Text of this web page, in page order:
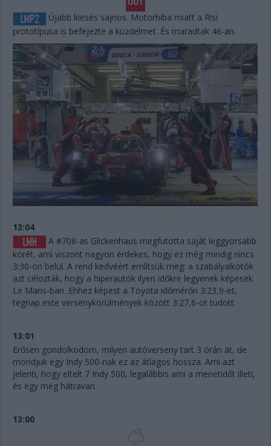
Újabb kiesés sajnos. Motorhiba miatt a Risi
prototípusa is befejezte a küzdelmet. És maradtak 46-an.
13:04
A #708-as Glickenhaus megfutotta saját leggyorsabb
körét, ami viszont nagyon érdekes, hogy ez még mindig nincs
3:30-on belül. A rend kedvéért említsük meg: a szabályalkotók
azt célozták, hogy a hiperautók ilyen időkre legyenek képesek
Le Mans-ban. Ehhez képest a Toyota időmérőn 3:23,9-et,
tegnap este versenykörülmények között 3:27,6-ot tudott.
13:01
Erősen gondolkodom, milyen autóverseny tart 3 órán át, de
mondjuk egy Indy 500-nak ez az átlagos hossza. Ami azt
jelenti, hogy eltelt 7 Indy 500, legalábbis ami a menetidőt illeti,
és egy még hátravan.
13:00